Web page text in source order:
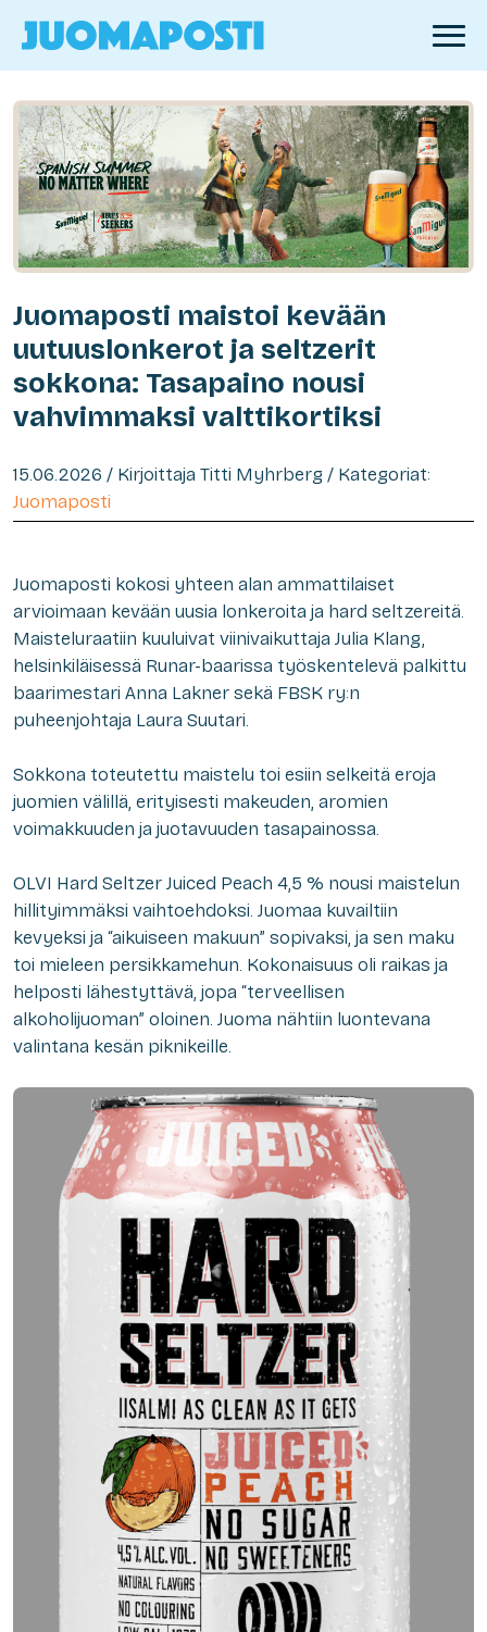
Juomaposti maistoi kevään
uutuuslonkerot ja seltzerit
sokkona: Tasapaino nousi
vahvimmaksi valttikortiksi
15.06.2026 / Kirjoittaja Titti Myhrberg / Kategoriat:
Juomaposti
Juomaposti kokosi yhteen alan ammattilaiset
arvioimaan kevään uusia lonkeroita ja hard seltzereitä.
Maisteluraatiin kuuluivat viinivaikuttaja Julia Klang,
helsinkiläisessä Runar-baarissa työskentelevä palkittu
baarimestari Anna Lakner sekä FBSK ry:n
puheenjohtaja Laura Suutari.
Sokkona toteutettu maistelu toi esiin selkeitä eroja
juomien välillä, erityisesti makeuden, aromien
voimakkuuden ja juotavuuden tasapainossa.
OLVI Hard Seltzer Juiced Peach 4,5 % nousi maistelun
hillityimmäksi vaihtoehdoksi. Juomaa kuvailtiin
kevyeksi ja “aikuiseen makuun” sopivaksi, ja sen maku
toi mieleen persikkamehun. Kokonaisuus oli raikas ja
helposti lähestyttävä, jopa “terveellisen
alkoholijuoman” oloinen. Juoma nähtiin luontevana
valintana kesän piknikeille.